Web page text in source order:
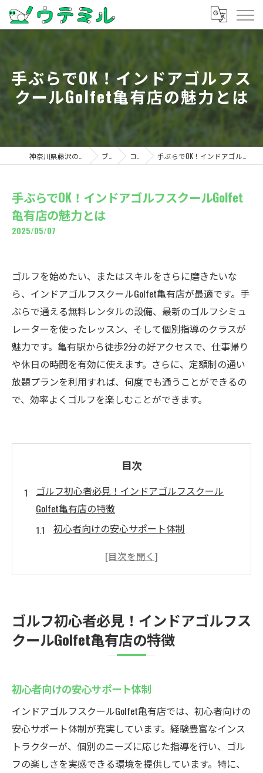
手ぶらでOK！インドアゴルフス
クールGolfet亀有店の魅力とは
ブログ コラム 手ぶらでOK！インドアゴルフスクールGolfet亀有店の魅力とは
手ぶらでOK！インドアゴルフスクールGolfet
亀有店の魅力とは
2025/05/07
ゴルフを始めたい、またはスキルをさらに磨きたいな
ら、インドアゴルフスクールGolfet亀有店が最適です。手
ぶらで通える無料レンタルの設備、最新のゴルフシミュ
レーターを使ったレッスン、そして個別指導のクラスが
魅力です。亀有駅から徒歩2分の好アクセスで、仕事帰り
や休日の時間を有効に使えます。さらに、定額制の通い
放題プランを利用すれば、何度でも通うことができるの
で、効率よくゴルフを楽しむことができます。
目次
ゴルフ初心者必見！インドアゴルフスクール
Golfet亀有店の特徴
初心者向けの安心サポート体制
基本スキルを身につけるための最適なプロ
めのコツ
周囲の視線を気にせず練習できる環境
手ぶらで通える！インドアゴルフスクールGolfet
無料レンタルサービスの活用法
手ぶらでゴルフを始められる理由
必要な道具はすべてレンタル可能
ゴルフ初心者必見！インドアゴルフス
クールGolfet亀有店の特徴
初心者向けの安心サポート体制
インドアゴルフスクールGolfet亀有店では、初心者向けの
安心サポート体制が充実しています。経験豊富なインス
トラクターが、個別のニーズに応じた指導を行い、ゴル
フの楽しさを実感できる環境を提供しています。特に、